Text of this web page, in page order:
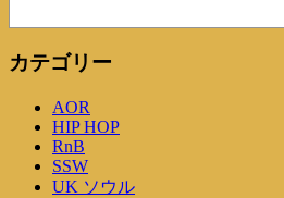
カテゴリー
AOR
HIP HOP
RnB
SSW
UK ソウル